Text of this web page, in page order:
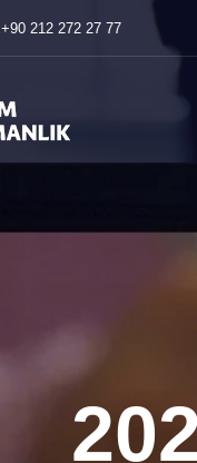
+90 212 272 27 77